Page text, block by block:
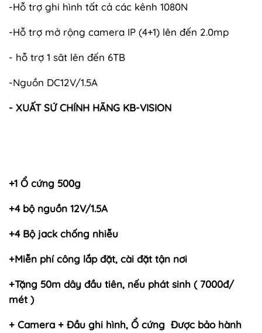
-Hỗ trợ ghi hình tất cả các kênh 1080N
-Hỗ trợ mở rộng camera IP (4+1) lên đến 2.0mp
- hỗ trợ 1 sât lên đến 6TB
-Nguồn DC12V/1.5A
- XUẤT SỨ CHÍNH HÃNG KB-VISION
+1 Ổ cứng 500g
+4 bộ nguồn 12V/1.5A
+4 Bộ jack chống nhiễu
+Miễn phí công lắp đặt, cài đặt tận nơi
+Tặng 50m dây đầu tiên, nếu phát sinh ( 7000đ/
mét )
+ Camera + Đầu ghi hình, Ổ cứng Được bảo hành